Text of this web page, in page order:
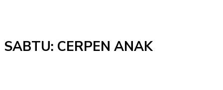
SABTU: CERPEN ANAK